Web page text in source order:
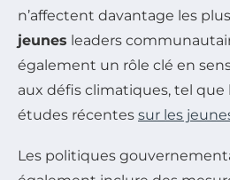
n’affectent davantage les
jeunes leaders
également un rôle clé en
aux défis climatiques, tel que
études récentes sur les
Les politiques